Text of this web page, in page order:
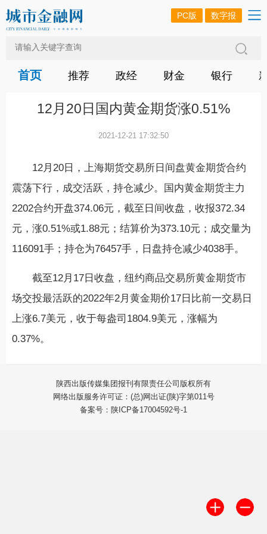
PC版 数字报
首页 推荐 政经 财金 银行
12月20日国内黄金期货涨0.51%
2021-12-21 17:32:50
12月20日，上海期货交易所日间盘黄金期货合约
震荡下行，成交活跃，持仓减少。国内黄金期货主力
2202合约开盘374.06元，截至日间收盘，收报372.34
元，涨0.51%或1.88元；结算价为373.10元；成交量为
116091手；持仓为76457手，日盘持仓减少4038手。
截至12月17日收盘，纽约商品交易所黄金期货市
场交投最活跃的2022年2月黄金期价17日比前一交易日
上涨6.7美元，收于每盎司1804.9美元，涨幅为
0.37%。
陕西出版传媒集团报刊有限责任公司版权所有
网络出版服务许可证：(总)网出证(陕)字第011号
备案号：陕ICP备17004592号-1